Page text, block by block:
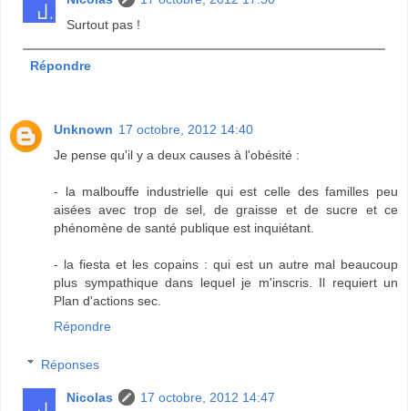
Surtout pas !
Répondre
Unknown 17 octobre, 2012 14:40
Je pense qu'il y a deux causes à l'obésité :
- la malbouffe industrielle qui est celle des familles peu
aisées avec trop de sel, de graisse et de sucre et ce
phénomène de santé publique est inquiétant.
- la fiesta et les copains : qui est un autre mal beaucoup
plus sympathique dans lequel je m'inscris. Il requiert un
Plan d'actions sec.
Répondre
Réponses
Nicolas
17 octobre, 2012 14:47